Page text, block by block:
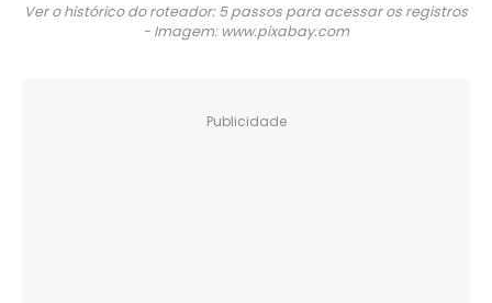
Ver o histórico do roteador: 5 passos para acessar os registros
- Imagem: www.pixabay.com
Publicidade